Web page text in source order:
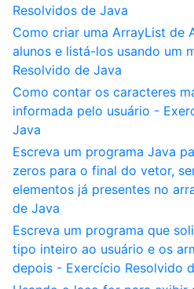
Resolvidos de Java
Como criar uma ArrayList de
alunos e listá-los usando um
Resolvido de Java
Como contar os caracteres
informada pelo usuário -
Java
Escreva um programa Java
zeros para o final do vetor,
elementos já presentes no
de Java
Escreva um programa que
tipo inteiro ao usuário e os
depois - Exercício Resolvido